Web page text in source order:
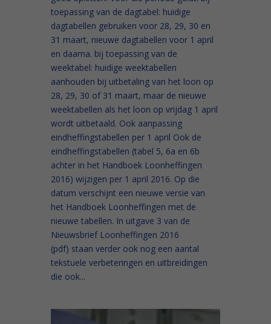
toepassing van de dagtabel: huidige
dagtabellen gebruiken voor 28, 29, 30 en
31 maart, nieuwe dagtabellen voor 1 april
en daarna. bij toepassing van de
weektabel: huidige weektabellen
aanhouden bij uitbetaling van het loon op
28, 29, 30 of 31 maart, maar de nieuwe
weektabellen als het loon op vrijdag 1 april
wordt uitbetaald. Ook aanpassing
eindheffingstabellen per 1 april Ook de
eindheffingstabellen (tabel 5, 6a en 6b
achter in het Handboek Loonheffingen
2016) wijzigen per 1 april 2016. Op die
datum verschijnt een nieuwe versie van
het Handboek Loonheffingen met de
nieuwe tabellen. In uitgave 3 van de
Nieuwsbrief Loonheffingen 2016
(pdf) staan verder ook nog een aantal
tekstuele verbeteringen en uitbreidingen
die ook...